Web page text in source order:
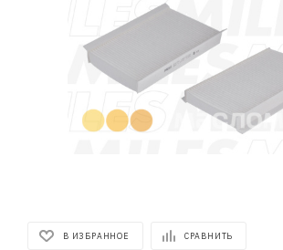
В ИЗБРАННОЕ СРАВНИТЬ